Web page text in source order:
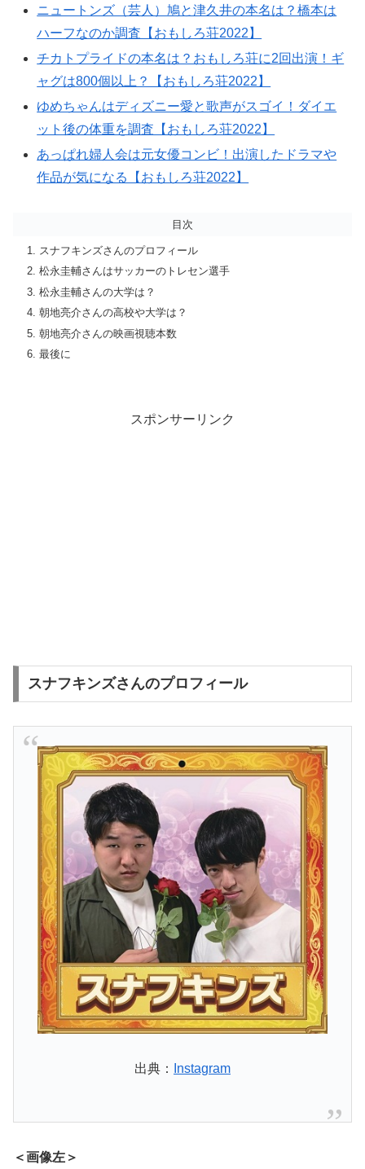
ニュートンズ（芸人）鳩と津久井の本名は？橋本は
ハーフなのか調査【おもしろ荘2022】
チカトプライドの本名は？おもしろ荘に2回出演！ギ
ャグは800個以上？【おもしろ荘2022】
ゆめちゃんはディズニー愛と歌声がスゴイ！ダイエ
ット後の体重を調査【おもしろ荘2022】
あっぱれ婦人会は元女優コンビ！出演したドラマや
作品が気になる【おもしろ荘2022】
目次
スナフキンズさんのプロフィール
松永圭輔さんはサッカーのトレセン選手
松永圭輔さんの大学は？
朝地亮介さんの高校や大学は？
朝地亮介さんの映画視聴本数
最後に
スポンサーリンク
スナフキンズさんのプロフィール
出典： Instagram
＜画像左＞